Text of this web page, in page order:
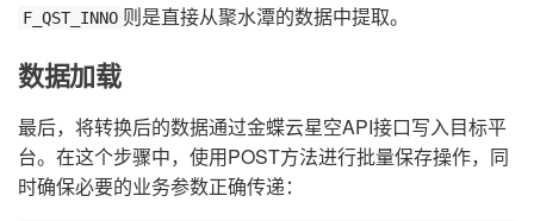
F_QST_INNO 则是直接从聚水潭的数据中提取。
数据加载
最后，将转换后的数据通过金蝶云星空API接口写入目标平
台。在这个步骤中，使用POST方法进行批量保存操作，同
时确保必要的业务参数正确传递：